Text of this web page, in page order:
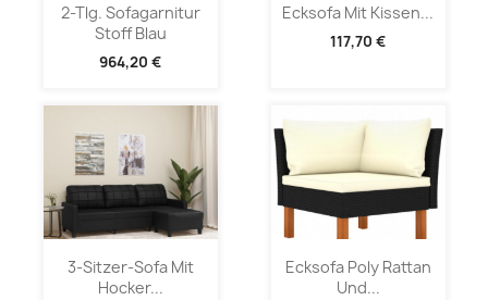
2-Tlg. Sofagarnitur
Stoff Blau
964,20 €
Ecksofa Mit Kissen...
117,70 €
3-Sitzer-Sofa Mit
Hocker...
Ecksofa Poly Rattan
Und...